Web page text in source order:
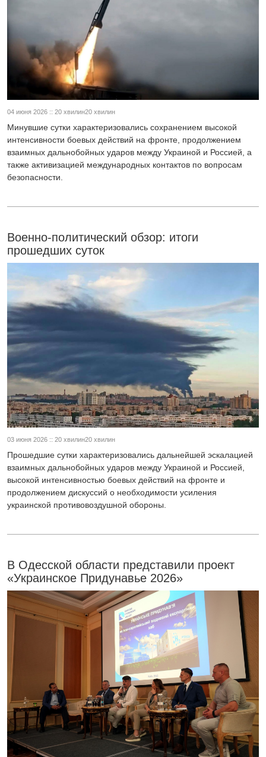
04 июня 2026 :: 20 хвилин20 хвилин
Минувшие сутки характеризовались сохранением высокой
интенсивности боевых действий на фронте, продолжением
взаимных дальнобойных ударов между Украиной и Россией, а
также активизацией международных контактов по вопросам
безопасности.
Военно-политический обзор: итоги
прошедших суток
03 июня 2026 :: 20 хвилин20 хвилин
Прошедшие сутки характеризовались дальнейшей эскалацией
взаимных дальнобойных ударов между Украиной и Россией,
высокой интенсивностью боевых действий на фронте и
продолжением дискуссий о необходимости усиления
украинской противовоздушной обороны.
В Одесской области представили проект
«Украинское Придунавье 2026»